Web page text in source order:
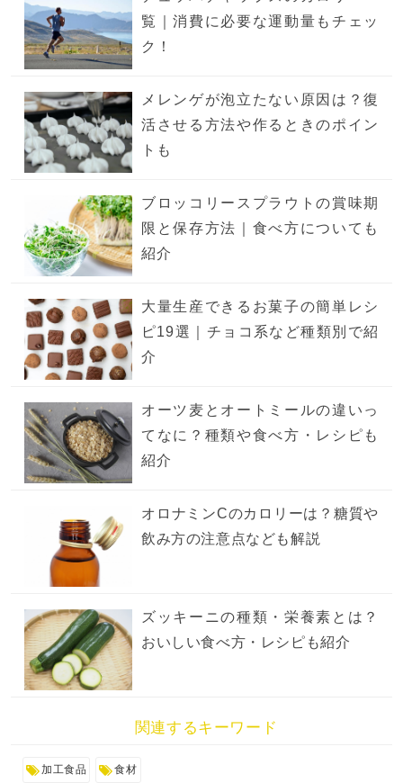
覧｜消費に必要な運動量もチェッ
ク！
メレンゲが泡立たない原因は？復
活させる方法や作るときのポイン
トも
ブロッコリースプラウトの賞味期
限と保存方法｜食べ方についても
紹介
大量生産できるお菓子の簡単レシ
ピ19選｜チョコ系など種類別で紹
介
オーツ麦とオートミールの違いっ
てなに？種類や食べ方・レシピも
紹介
オロナミンCのカロリーは？糖質や
飲み方の注意点なども解説
ズッキーニの種類・栄養素とは？
おいしい食べ方・レシピも紹介
関連するキーワード
加工食品 食材